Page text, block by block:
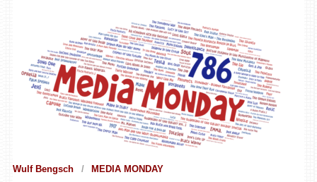
Wulf Bengsch MEDIA MONDAY